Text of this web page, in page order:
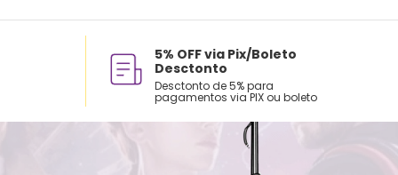
5% OFF via Pix/Boleto
Desctonto
Desctonto de 5% para
pagamentos via PIX ou boleto